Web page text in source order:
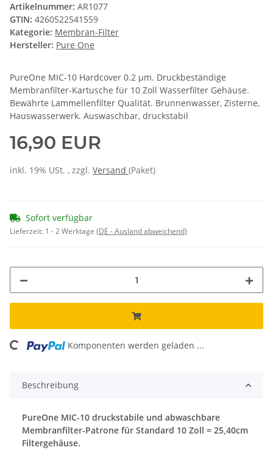
Artikelnummer: AR1077
GTIN: 4260522541559
Kategorie: Membran-Filter
Hersteller: Pure One
PureOne MIC-10 Hardcover 0.2 µm. Druckbeständige
Membranfilter-Kartusche für 10 Zoll Wasserfilter Gehäuse.
Bewährte Lammellenfilter Qualität. Brunnenwasser, Zisterne,
Hauswasserwerk. Auswaschbar, druckstabil
16,90 EUR
inkl. 19% USt. , zzgl. Versand (Paket)
Sofort verfügbar
Lieferzeit: 1 - 2 Werktage (DE - Ausland abweichend)
Komponenten werden geladen ...
Beschreibung
PureOne MIC-10 druckstabile und abwaschbare
Membranfilter-Patrone für Standard 10 Zoll = 25,40cm
Filtergehäuse.